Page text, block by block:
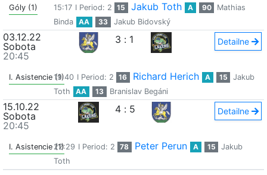
Góly (1) 15:17 I Period: 2 15 Jakub Toth A 90
Mathias
Binda
AA 33 Jakub Bidovský
03.12.22
Sobota
20:45
3 : 1 Detailne
I. Asistencie (1)19:40 I Period: 2 16 Richard Herich A 15
Jakub
Toth
AA 13 Branislav Begáni
15.10.22
Sobota
20:45
4 : 5 Detailne
I. Asistencie (1)22:29 I Period: 2 78 Peter Perun A 15
Jakub
Toth